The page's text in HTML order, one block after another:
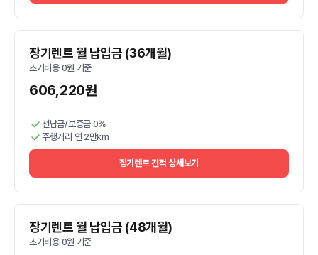
장기렌트 월 납입금 (36개월)
초기비용 0원 기준
606,220원
선납금/보증금 0%
주행거리 연 2만km
장기렌트 견적 상세보기
장기렌트 월 납입금 (48개월)
초기비용 0원 기준